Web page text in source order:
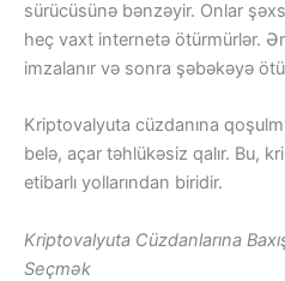
sürücüsünə bənzəyir. Onlar
heç vaxt internetə ötürmürlər.
imzalanır və sonra şəbəkəyə
Kriptovalyuta cüzdanına
belə, açar təhlükəsiz qalır. Bu,
etibarlı yollarından biridir.
Kriptovalyuta Cüzdanlarına
Seçmək